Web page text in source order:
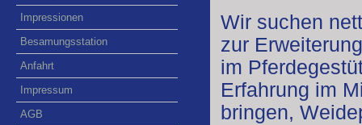
Impressionen
Besamungsstation
Anfahrt
Impressum
AGB
Wir suchen
zur
im
Erfahrung im
bringen,